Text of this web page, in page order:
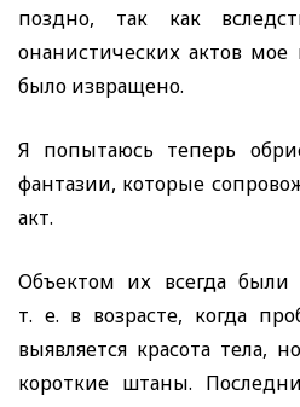
поздно, так как
онанистических актов
было извращено.
Я попытаюсь теперь
фантазии, которые
акт.
Объектом их всегда
т. е. в возрасте, когда
выявляется красота тела,
короткие штаны.